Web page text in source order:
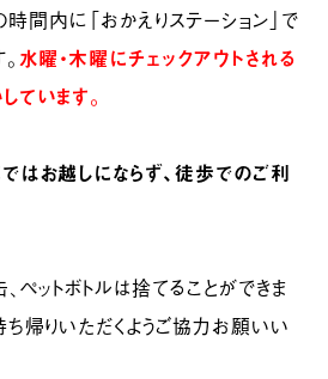
時間内に「おかえりステーション」で
水曜・木曜にチェックアウトされる
ています。
はお越しにならず、徒歩でのご利
、ペットボトルは捨てることができま
帰りいただくようご協力お願いい